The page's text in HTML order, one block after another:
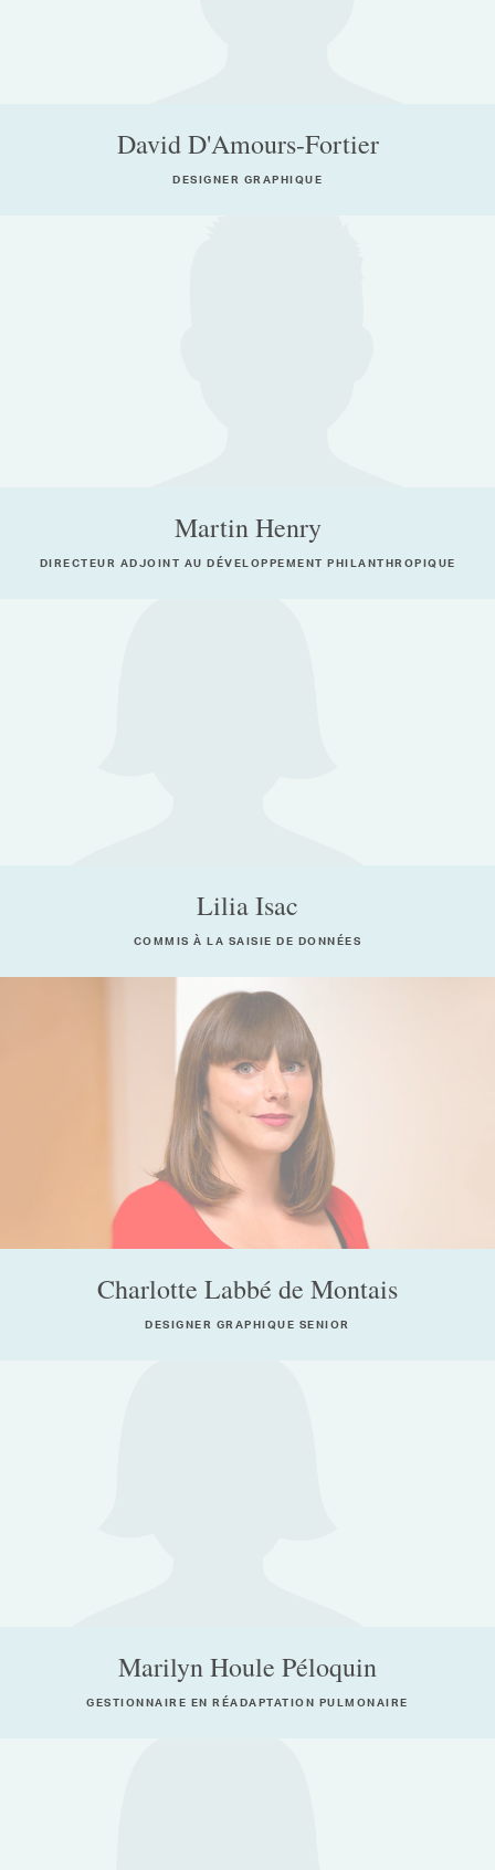
David D'Amours-Fortier
DESIGNER GRAPHIQUE
Martin Henry
DIRECTEUR ADJOINT AU DÉVELOPPEMENT PHILANTHROPIQUE
Lilia Isac
COMMIS À LA SAISIE DE DONNÉES
Charlotte Labbé de Montais
DESIGNER GRAPHIQUE SENIOR
Marilyn Houle Péloquin
GESTIONNAIRE EN RÉADAPTATION PULMONAIRE